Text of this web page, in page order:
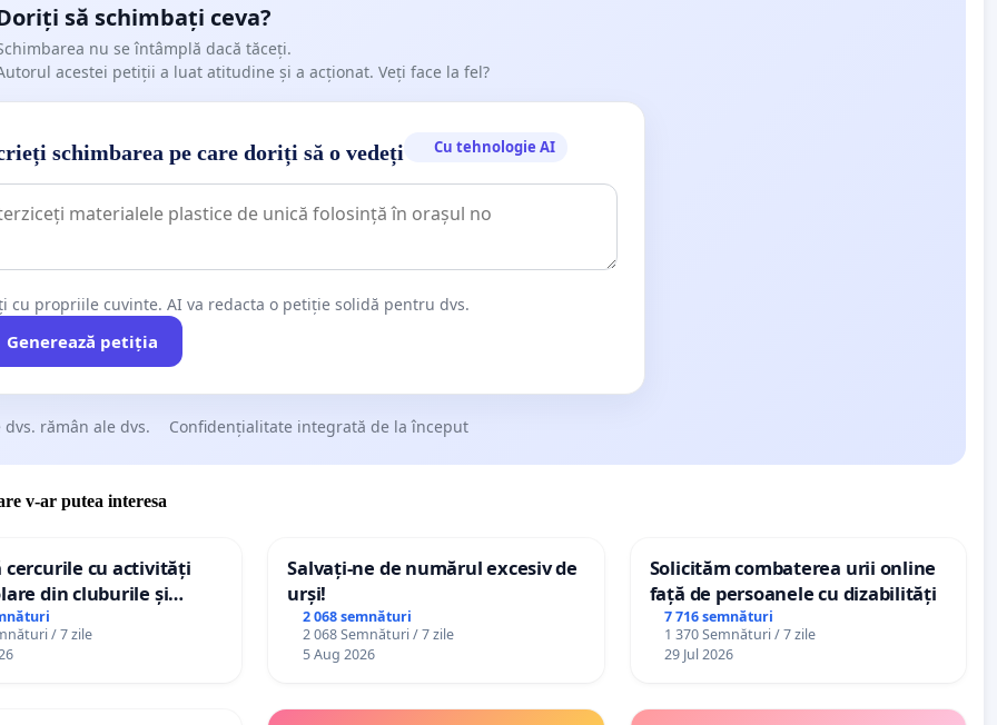
să schimbați ceva?
nu se întâmplă dacă tăceți.
acestei petiții a luat atitudine și a acționat. Veți face la fel?
schimbarea pe care doriți să o vedeți Cu tehnologie AI
cu propriile cuvinte. AI va redacta o petiție solidă pentru dvs.
Generează petiția
dvs. rămân ale dvs. Confidențialitate integrată de la început
v-ar putea interesa
cercurile cu activități
din cluburile și
/ 7 zile
Salvați-ne de numărul excesiv de
urși!
2 068 semnături
2 068 Semnături / 7 zile
5 Aug 2026
Solicităm combaterea urii online
față de persoanele cu dizabilități
7 716 semnături
1 370 Semnături / 7 zile
29 Jul 2026